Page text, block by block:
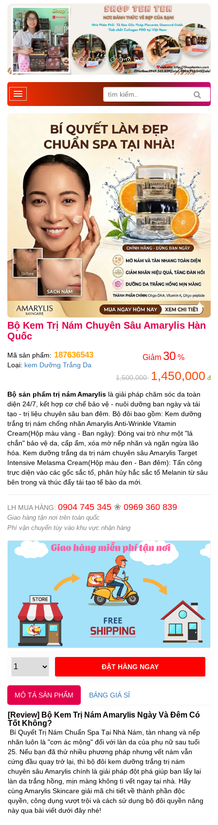
Bộ Kem Trị Nám Chuyên Sâu Amarylis Hàn
Quốc
Giảm 30%
1,500,000 1,450,000 đ
Mã sản phẩm: 187636543
Loại: kem Dưỡng Trắng Da
Bộ sản phẩm trị nám Amarylis là giải pháp chăm sóc da toàn
diện 24/7, kết hợp cơ chế bảo vệ - nuôi dưỡng ban ngày và tái
tạo - trị liệu chuyên sâu ban đêm. Bộ đôi bao gồm: Kem dưỡng
trắng trị nám chống nhăn Amarylis Anti-Wrinkle Vitamin
Cream(Hộp màu vàng - Ban ngày): Đóng vai trò như một "lá
chắn" bảo vệ da, cấp ẩm, xóa mờ nếp nhăn và ngăn ngừa lão
hóa. Kem dưỡng trắng da trị nám chuyên sâu Amarylis Target
Intensive Melasma Cream(Hộp màu đen - Ban đêm): Tấn công
trực diện vào các gốc sắc tố, phân hủy hắc sắc tố Melanin từ sâu
bên trong và thúc đẩy tái tạo tế bào da mới.
LH MUA HÀNG: 0904 745 345 ❀ 0969 360 839
Giao hàng tận nơi trên toàn quốc
Phí vận chuyển tùy vào khu vực nhận hàng
MÔ TẢ SẢN PHẨM BẢNG GIÁ SỈ
[Review] Bộ Kem Trị Nám Amarylis Ngày Và Đêm Có
Tốt Không?
Bí Quyết Trị Nám Chuẩn Spa Tại Nhà Nám, tàn nhang và nếp
nhăn luôn là "cơn ác mộng" đối với làn da của phụ nữ sau tuổi
25. Nếu bạn đã thử nhiều phương pháp nhưng vết nám vẫn
cứng đầu quay trở lại, thì bộ đôi kem dưỡng trắng trị nám
chuyên sâu Amarylis chính là giải pháp đột phá giúp bạn lấy lại
làn da trắng hồng, mịn màng không tì vết ngay tại nhà. Hãy
cùng Amarylis Skincare giải mã chi tiết về thành phần độc
quyền, công dụng vượt trội và cách sử dụng bộ đôi quyền năng
này qua bài viết dưới đây nhé!